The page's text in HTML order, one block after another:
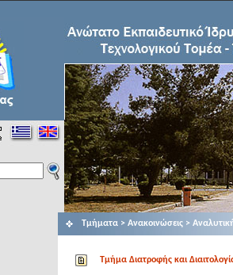
Τμήματα > Ανακοινώσεις >
Tμήμα Διατροφής και